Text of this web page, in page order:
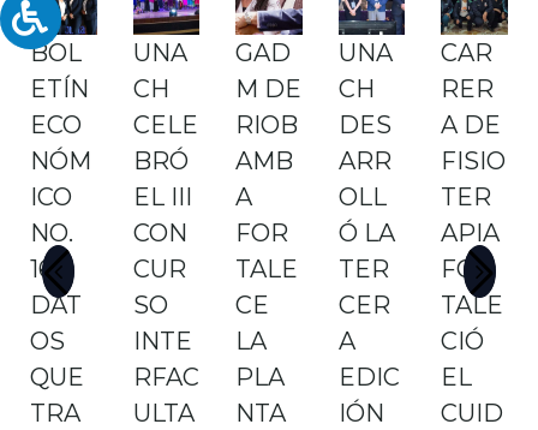
BOL
ETÍN
ECO
NÓM
ICO
NO.
16:
DAT
OS
QUE
TRA
UNA
CH
CELE
BRÓ
EL III
CON
CUR
SO
INTE
RFAC
ULTA
GAD
M DE
RIOB
AMB
A
FOR
TALE
CE
LA
PLA
NTA
UNA
CH
DES
ARR
OLL
Ó LA
TER
CER
A
EDIC
IÓN
CAR
RER
A DE
FISIO
TER
APIA
FOR
TALE
CIÓ
EL
CUID